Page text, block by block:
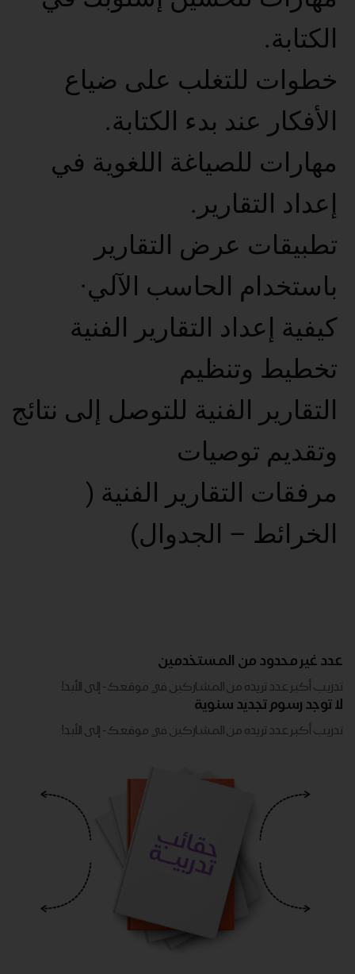
الكتابة.
خطوات للتغلب على ضياع
الأفكار عند بدء الكتابة.
مهارات للصياغة اللغوية في
إعداد التقارير.
تطبيقات عرض التقارير
باستخدام الحاسب الآلي·
كيفية إعداد التقارير الفنية
تخطيط وتنظيم
التقارير الفنية للتوصل إلى نتائج
وتقديم توصيات
مرفقات التقارير الفنية (
الخرائط – الجدوال)
عدد غير محدود من المستخدمين
تدريب أكبر عدد تريده من المشاركين في موقعك - ​​إلى الأبد!
لا توجد رسوم تجديد سنوية
تدريب أكبر عدد تريده من المشاركين في موقعك - ​​إلى الأبد!